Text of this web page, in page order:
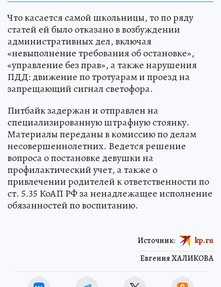
Что касается самой школьницы, то по ряду
статей ей было отказано в возбуждении
административных дел, включая
«невыполнение требования об остановке»,
«управление без прав», а также нарушения
ПДД: движение по тротуарам и проезд на
запрещающий сигнал светофора.
Питбайк задержан и отправлен на
специализированную штрафную стоянку.
Материалы переданы в комиссию по делам
несовершеннолетних. Ведется решение
вопроса о постановке девушки на
профилактический учет, а также о
привлечении родителей к ответственности по
ст. 5.35 КоАП РФ за ненадлежащее исполнение
обязанностей по воспитанию.
Евгения ХАЛИКОВА
Источник: kp.ru